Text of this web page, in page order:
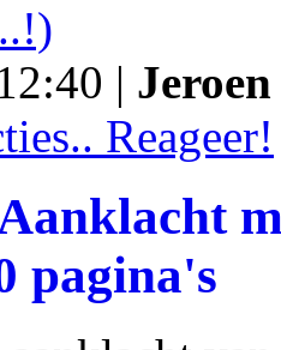
|
Reageer!
pagina's